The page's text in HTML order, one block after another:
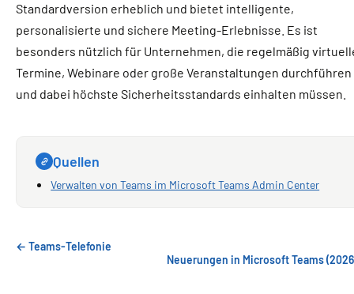
Standardversion erheblich und bietet intelligente,
personalisierte und sichere Meeting-Erlebnisse. Es ist
besonders nützlich für Unternehmen, die regelmäßig
Termine, Webinare oder große Veranstaltungen durchführen
und dabei höchste Sicherheitsstandards einhalten müssen.
Quellen
Verwalten von Teams im Microsoft Teams Admin Center
← Teams-Telefonie
Neuerungen in Microsoft Teams